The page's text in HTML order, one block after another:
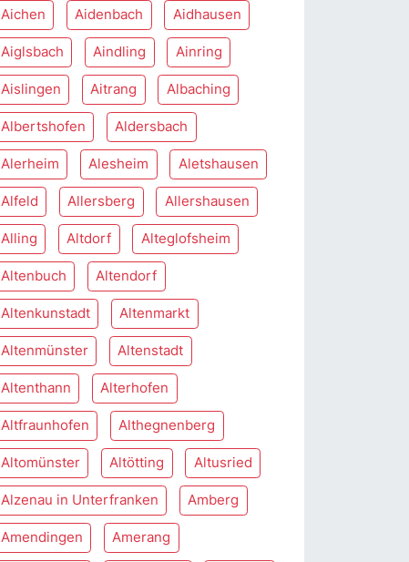
Aichen Aidenbach Aidhausen
Aiglsbach Aindling Ainring
Aislingen Aitrang Albaching
Albertshofen Aldersbach
Alerheim Alesheim Aletshausen
Alfeld Allersberg Allershausen
Alling Altdorf Alteglofsheim
Altenbuch Altendorf
Altenkunstadt Altenmarkt
Altenmünster Altenstadt
Altenthann Alterhofen
Altfraunhofen Althegnenberg
Altomünster Altötting Altusried
Alzenau in Unterfranken Amberg
Amendingen Amerang